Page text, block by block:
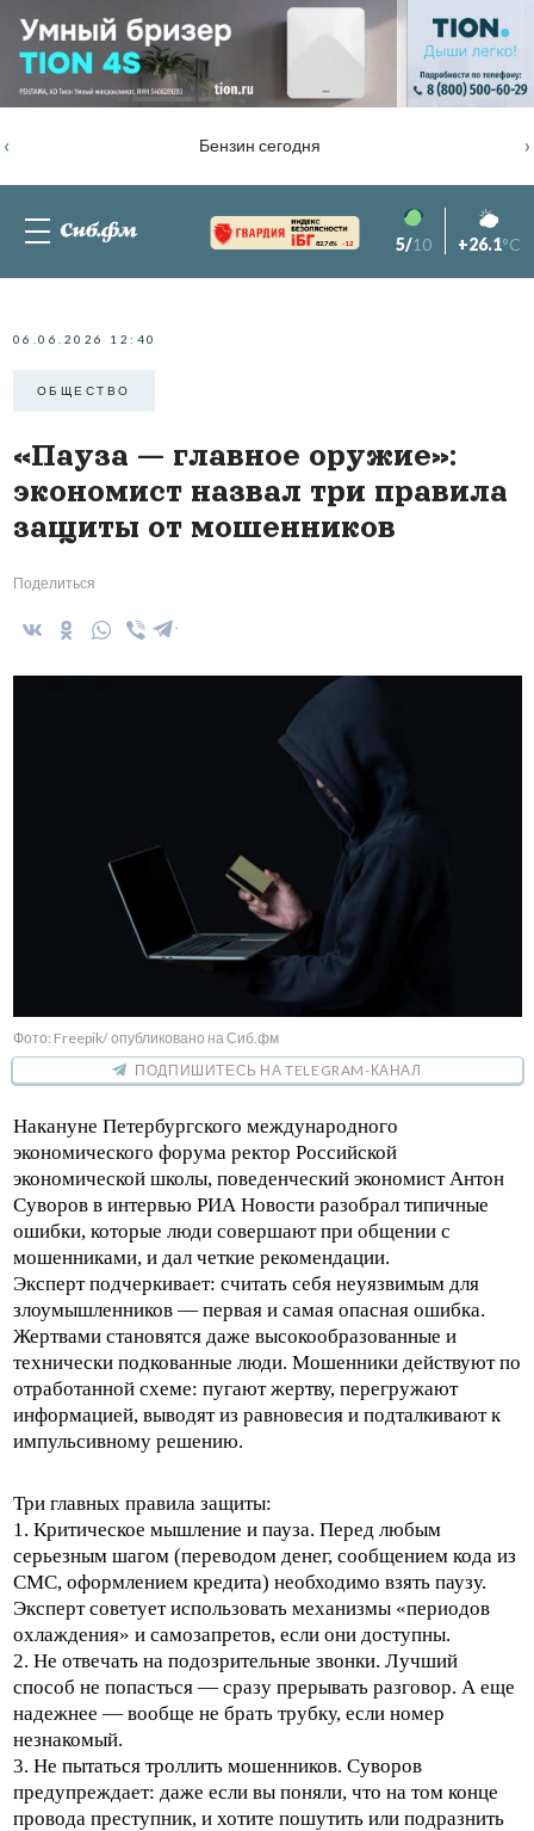
Бензин сегодня
‹ ›
82.76% -1.2 5/10 +26.1°C
06.06.2026 12:40
ОБЩЕСТВО
«Пауза — главное оружие»:
экономист назвал три правила
защиты от мошенников
Поделиться
Фото: Freepik/ опубликовано на Сиб.фм
ПОДПИШИТЕСЬ НА TELEGRAM-КАНАЛ
Накануне Петербургского международного
экономического форума ректор Российской
экономической школы, поведенческий экономист Антон
Суворов в интервью РИА Новости разобрал типичные
ошибки, которые люди совершают при общении с
мошенниками, и дал четкие рекомендации.
Эксперт подчеркивает: считать себя неуязвимым для
злоумышленников — первая и самая опасная ошибка.
Жертвами становятся даже высокообразованные и
технически подкованные люди. Мошенники действуют по
отработанной схеме: пугают жертву, перегружают
информацией, выводят из равновесия и подталкивают к
импульсивному решению.
Три главных правила защиты:
1. Критическое мышление и пауза. Перед любым
серьезным шагом (переводом денег, сообщением кода из
СМС, оформлением кредита) необходимо взять паузу.
Эксперт советует использовать механизмы «периодов
охлаждения» и самозапретов, если они доступны.
2. Не отвечать на подозрительные звонки. Лучший
способ не попасться — сразу прерывать разговор. А еще
надежнее — вообще не брать трубку, если номер
незнакомый.
3. Не пытаться троллить мошенников. Суворов
предупреждает: даже если вы поняли, что на том конце
провода преступник, и хотите пошутить или подразнить